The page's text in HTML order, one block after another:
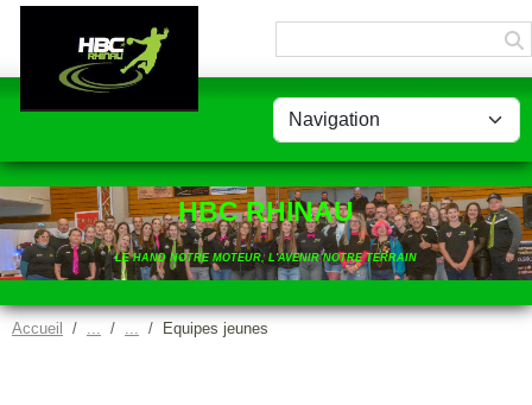
HBC RHINAU
LE HAND NOTRE MOTEUR, L'AVENIR NOTRE TERRAIN
Accueil Equipes jeunes